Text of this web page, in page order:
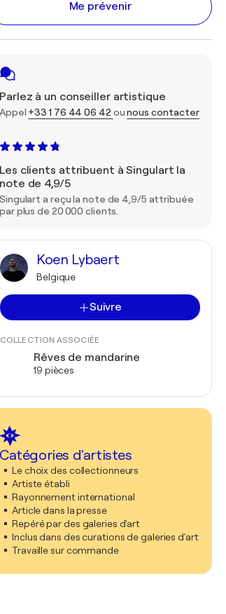
Me prévenir
Parlez à un conseiller artistique
Appel +33 1 76 44 06 42 ounous contacter
Les clients attribuent à Singulart la
note de 4,9/5
Singulart a reçu la note de 4,9/5 attribuée
par plus de 20 000 clients.
Koen Lybaert
Belgique
Suivre
COLLECTION ASSOCIÉE
Rêves de mandarine
19 pièces
Catégories d'artistes
Le choix des collectionneurs
Artiste établi
Rayonnement international
Article dans la presse
Repéré par des galeries d'art
Inclus dans des curations de galeries d'art
Travaille sur commande